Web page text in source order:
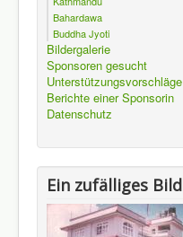
Bahardawa
Buddha Jyoti
Bildergalerie
Sponsoren gesucht
Unterstützungsvorschläge
Berichte einer Sponsorin
Datenschutz
Ein zufälliges Bild